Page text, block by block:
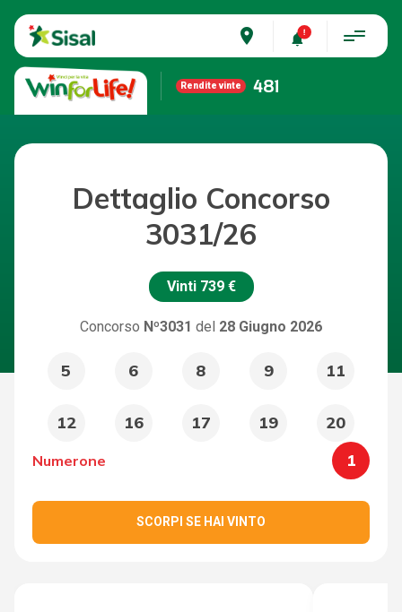
place
Rendite vinte 481
Dettaglio Concorso
3031/26
Vinti 739 €
Concorso Nº3031 del 28 Giugno 2026
5 6 8 9 11
12 16 17 19 20
Numerone 1
SCORPI SE HAI VINTO